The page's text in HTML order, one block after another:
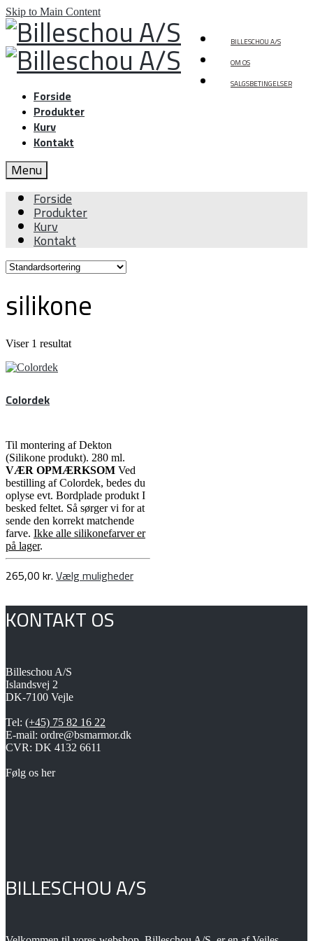
Skip to Main Content
BILLESCHOU A/S
OM OS
SALGSBETINGELSER
Forside
Produkter
Kurv
Kontakt
Menu
Forside
Produkter
Kurv
Kontakt
silikone
Viser 1 resultat
Colordek
Til montering af Dekton
(Silikone produkt). 280 ml.
VÆR OPMÆRKSOM Ved
bestilling af Colordek, bedes du
oplyse evt. Bordplade produkt I
besked feltet. Så sørger vi for at
sende den korrekt matchende
farve. Ikke alle silikonefarver er
på lager.
265,00kr.Vælg mulighedervare
flere
KONTAKT OS
Billeschou A/S
Islandsvej 2
DK-7100 Vejle
Tel: (+45) 75 82 16 22
E-mail: ordre@bsmarmor.dk
CVR: DK 4132 6611
Følg os her
BILLESCHOU A/S